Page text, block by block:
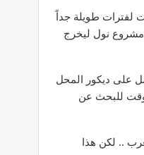
لفترات طويلة جداً
مشروع نول ليخرج
على ديكور المحل
للبحث عن
.. لكن هذا